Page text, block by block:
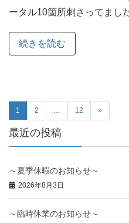
ータル10箇所刺さってまし
続きを読む
1 2 12 »
最近の投稿
～夏季休暇のお知らせ～
2026年8月3日
～臨時休業のお知らせ～